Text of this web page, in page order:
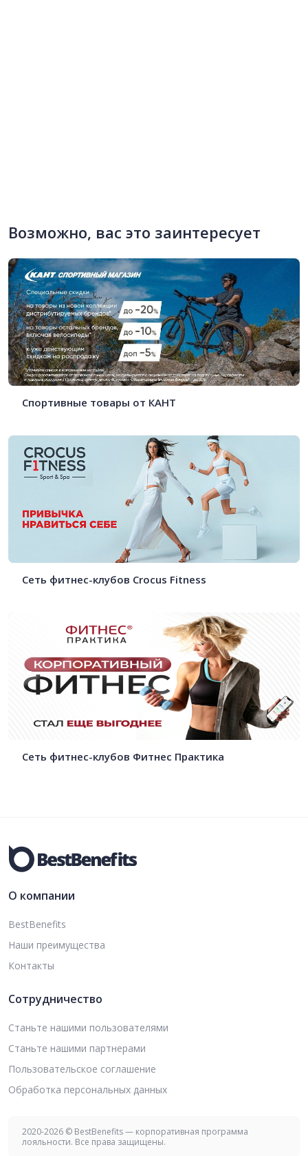
Возможно, вас это заинтересует
Спортивные товары от КАНТ
Сеть фитнес-клубов Crocus Fitness
Сеть фитнес-клубов Фитнес Практика
О компании
BestBenefits
Наши преимущества
Контакты
Сотрудничество
Станьте нашими пользователями
Станьте нашими партнерами
Пользовательское соглашение
Обработка персональных данных
2020-2026 © BestBenefits — корпоративная программа
лояльности. Все права защищены.